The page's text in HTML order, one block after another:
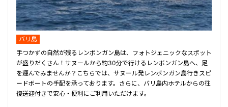
バリ島
手つかずの自然が残るレンボンガン島は、フォトジェニックなスポット
が盛りだくさん！サヌールから約30分で行けるレンボンガン島へ、足
を運んでみませんか？こちらでは、サヌール発レンボンガン島行きスピ
ードボートの手配を承っております。さらに、バリ島内ホテルからの往
復送迎付きで安心・便利にご利用いただけます。